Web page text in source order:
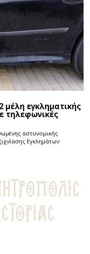
εγκληματικής
τηλεφωνικές
αστυνομικής
Εγκλημάτων